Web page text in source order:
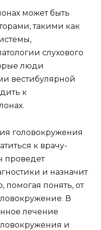
может быть
такими как
слухового
люди
вестибулярной
к
головокружения
к врачу-
проведет
и назначит
помогая понять, от
В
лечение
и